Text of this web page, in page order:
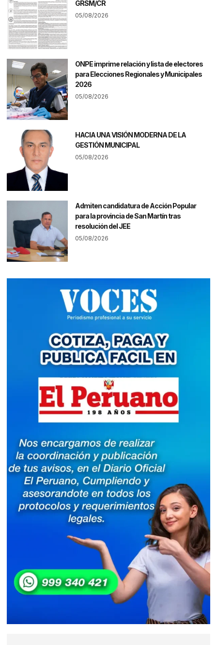
GRSM/CR
05/08/2026
ONPE imprime relación y lista de electores
para Elecciones Regionales y Municipales
2026
05/08/2026
HACIA UNA VISIÓN MODERNA DE LA
GESTIÓN MUNICIPAL
05/08/2026
Admiten candidatura de Acción Popular
para la provincia de San Martín tras
resolución del JEE
05/08/2026